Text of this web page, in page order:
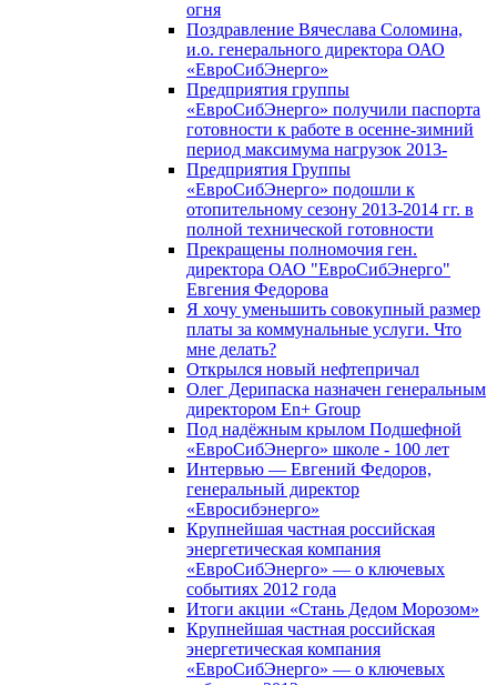
огня
Поздравление Вячеслава Соломина,
и.о. генерального директора ОАО
«ЕвроСибЭнерго»
Предприятия группы
«ЕвроСибЭнерго» получили паспорта
готовности к работе в осенне-зимний
период максимума нагрузок 2013-
Предприятия Группы
«ЕвроСибЭнерго» подошли к
отопительному сезону 2013-2014 гг. в
полной технической готовности
Прекращены полномочия ген.
директора ОАО "ЕвроСибЭнерго"
Евгения Федорова
Я хочу уменьшить совокупный размер
платы за коммунальные услуги. Что
мне делать?
Открылся новый нефтепричал
Олег Дерипаска назначен генеральным
директором En+ Group
Под надёжным крылом Подшефной
«ЕвроСибЭнерго» школе - 100 лет
Интервью — Евгений Федоров,
генеральный директор
«Евросибэнерго»
Крупнейшая частная российская
энергетическая компания
«ЕвроСибЭнерго» — о ключевых
событиях 2012 года
Итоги акции «Стань Дедом Морозом»
Крупнейшая частная российская
энергетическая компания
«ЕвроСибЭнерго» — о ключевых